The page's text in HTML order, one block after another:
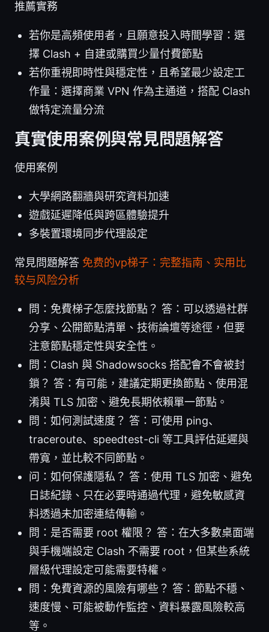
推薦實務
若你是高頻使用者，且願意投入時間學習：選
擇 Clash + 自建或購買少量付費節點
若你重視即時性與穩定性，且希望最少設定工
作量：選擇商業 VPN 作為主通道，搭配 Clash
做特定流量分流
真實使用案例與常見問題解答
使用案例
大學網路翻牆與研究資料加速
遊戲延遲降低與跨區體驗提升
多裝置環境同步代理設定
常見問題解答 免费的vp梯子：完整指南、实用比
较与风险分析
問：免費梯子怎麼找節點？ 答：可以透過社群
分享、公開節點清單、技術論壇等途徑，但要
注意節點穩定性與安全性。
問：Clash 與 Shadowsocks 搭配會不會被封
鎖？ 答：有可能，建議定期更換節點、使用混
淆與 TLS 加密、避免長期依賴單一節點。
問：如何測試速度？ 答：可使用 ping、
traceroute、speedtest-cli 等工具評估延遲與
帶寬，並比較不同節點。
问：如何保護隱私？ 答：使用 TLS 加密、避免
日誌紀錄、只在必要時通過代理，避免敏感資
料透過未加密連結傳輸。
問：是否需要 root 權限？ 答：在大多數桌面端
與手機端設定 Clash 不需要 root，但某些系統
層級代理設定可能需要特權。
問：免費資源的風險有哪些？ 答：節點不穩、
速度慢、可能被動作監控、資料暴露風險較高
等。